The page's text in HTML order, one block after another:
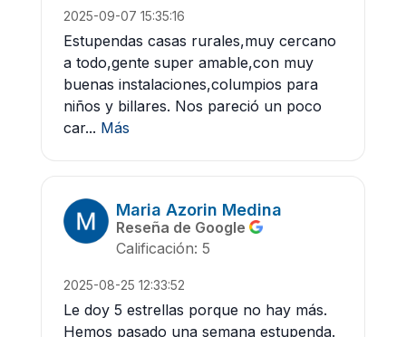
2025-09-07 15:35:16
Estupendas casas rurales,muy cercano
a todo,gente super amable,con muy
buenas instalaciones,columpios para
niños y billares. Nos pareció un poco
car... Más
Maria Azorin Medina
Reseña de Google
Calificación: 5
2025-08-25 12:33:52
Le doy 5 estrellas porque no hay más.
Hemos pasado una semana estupenda.